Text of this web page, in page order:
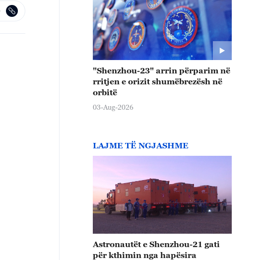
"Shenzhou-23" arrin përparim në
rritjen e orizit shumëbrezësh në
orbitë
03-Aug-2026
LAJME TË NGJASHME
Astronautët e Shenzhou-21 gati
për kthimin nga hapësira